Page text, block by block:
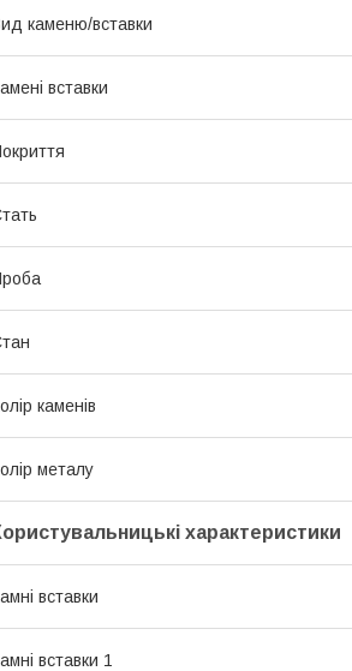
каменю/вставки
вставки
каменів
металу
характеристики
вставки
вставки 1